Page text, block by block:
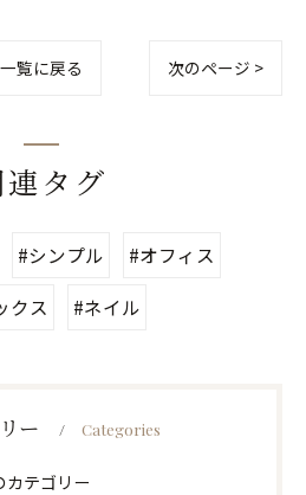
一覧に戻る 次のページ >
連タグ
#シンプル
#オフィス
クス
#ネイル
ー Categories
カテゴリー